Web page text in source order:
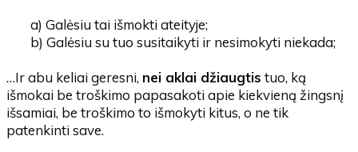
a) Galėsiu tai išmokti ateityje;
b) Galėsiu su tuo susitaikyti ir nesimokyti niekada;
…Ir abu keliai geresni, nei aklai džiaugtis tuo, ką
išmokai be troškimo papasakoti apie kiekvieną žingsnį
išsamiai, be troškimo to išmokyti kitus, o ne tik
patenkinti save.